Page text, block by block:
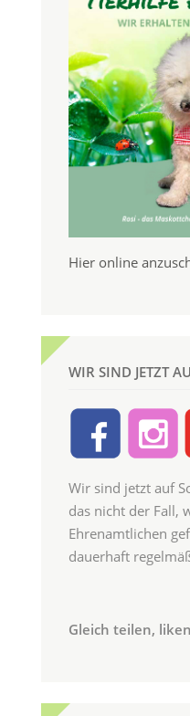
Hier online
WIR SIND JETZT
Wir sind jetzt auf
das nicht der Fall,
Ehrenamtlichen
dauerhaft
Gleich teilen,